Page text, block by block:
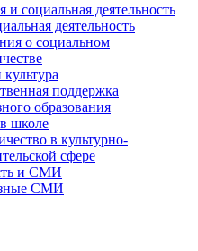
и социальная деятельность
деятельность
о социальном
поддержка
образования
школе
в культурно-
сфере
и СМИ
СМИ